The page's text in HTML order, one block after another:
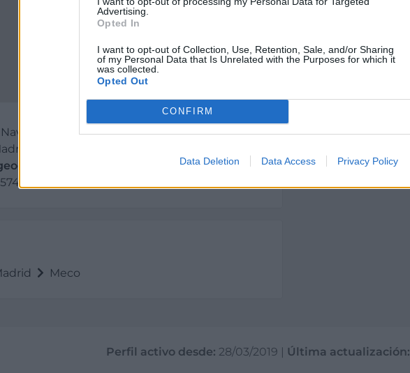
Advertising.
Opted In
I want to opt-out of Collection, Use, Retention, Sale, and/or Sharing
of my Personal Data that Is Unrelated with the Purposes for which it
was collected.
Opted Out
CONFIRM
Data Deletion Data Access Privacy Policy
longitud: -3.3363044000000173
Meco
Perfil activo desde: 28/03/2019 Última actualización: